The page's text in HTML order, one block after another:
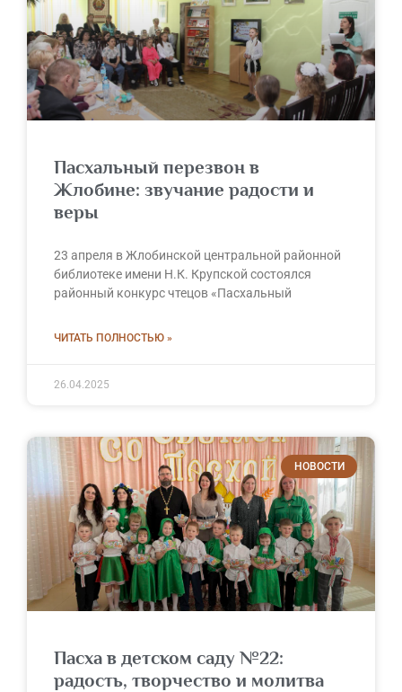
Пасхальный перезвон в
Жлобине: звучание радости и
веры
23 апреля в Жлобинской центральной районной
библиотеке имени Н.К. Крупской состоялся
районный конкурс чтецов «Пасхальный
ЧИТАТЬ ПОЛНОСТЬЮ »
26.04.2025
НОВОСТИ
Пасха в детском саду №22:
радость, творчество и молитва